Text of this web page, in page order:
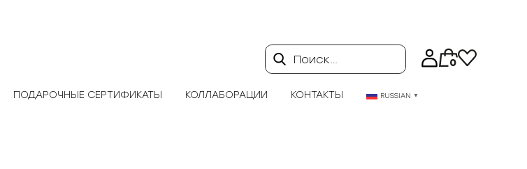
Поиск… 0
ПОДАРОЧНЫЕ СЕРТИФИКАТЫ КОЛЛАБОРАЦИИ КОНТАКТЫ RUSSIAN ▼